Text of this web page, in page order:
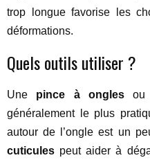
trop longue favorise les
déformations.
Quels outils utiliser ?
Une pince à onglesou
généralement le plus
autour de l’ongle est un
cuticules peut aider à